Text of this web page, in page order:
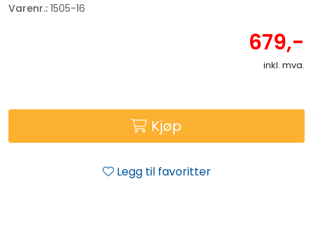
Varenr.: 1505-16
679,-
inkl. mva.
Kjøp
Legg til favoritter